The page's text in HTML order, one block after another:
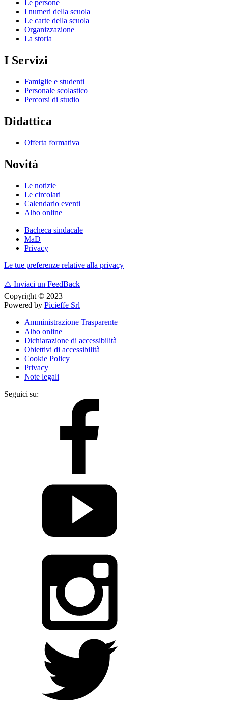
Le persone
I numeri della scuola
Le carte della scuola
Organizzazione
La storia
I Servizi
Famiglie e studenti
Personale scolastico
Percorsi di studio
Didattica
Offerta formativa
Novità
Le notizie
Le circolari
Calendario eventi
Albo online
Bacheca sindacale
MaD
Privacy
Le tue preferenze relative alla privacy
⚠️ Inviaci un FeedBack
Copyright © 2023
Powered by Picieffe Srl
Amministrazione Trasparente
Albo online
Dichiarazione di accessibilità
Obiettivi di accessibilità
Cookie Policy
Privacy
Note legali
Seguici su: